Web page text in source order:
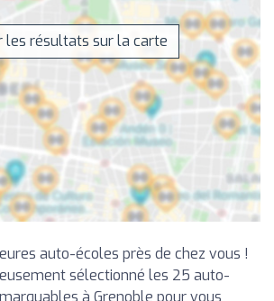
les résultats sur la carte
auto-écoles près de chez vous !
sélectionné les 25 auto-